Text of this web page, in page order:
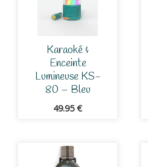
Karaoké &
Enceinte
Lumineuse KS-
80 – Bleu
49.95€